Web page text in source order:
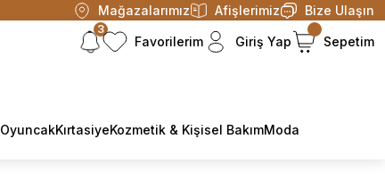
Mağazalarımız Afişlerimiz Bize Ulaşın
3
Favorilerim Giriş Yap Sepetim
OyuncakKırtasiyeKozmetik & Kişisel BakımModa